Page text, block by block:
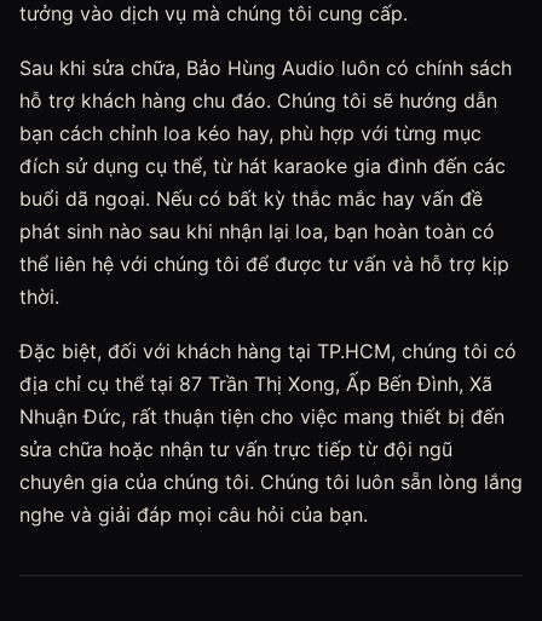
tưởng vào dịch vụ mà chúng tôi cung cấp.
Sau khi sửa chữa, Bảo Hùng Audio luôn có chính sách
hỗ trợ khách hàng chu đáo. Chúng tôi sẽ hướng dẫn
bạn cách chỉnh loa kéo hay, phù hợp với từng mục
đích sử dụng cụ thể, từ hát karaoke gia đình đến các
buổi dã ngoại. Nếu có bất kỳ thắc mắc hay vấn đề
phát sinh nào sau khi nhận lại loa, bạn hoàn toàn có
thể liên hệ với chúng tôi để được tư vấn và hỗ trợ kịp
thời.
Đặc biệt, đối với khách hàng tại TP.HCM, chúng tôi có
địa chỉ cụ thể tại 87 Trần Thị Xong, Ấp Bến Đình, Xã
Nhuận Đức, rất thuận tiện cho việc mang thiết bị đến
sửa chữa hoặc nhận tư vấn trực tiếp từ đội ngũ
chuyên gia của chúng tôi. Chúng tôi luôn sẵn lòng lắng
nghe và giải đáp mọi câu hỏi của bạn.